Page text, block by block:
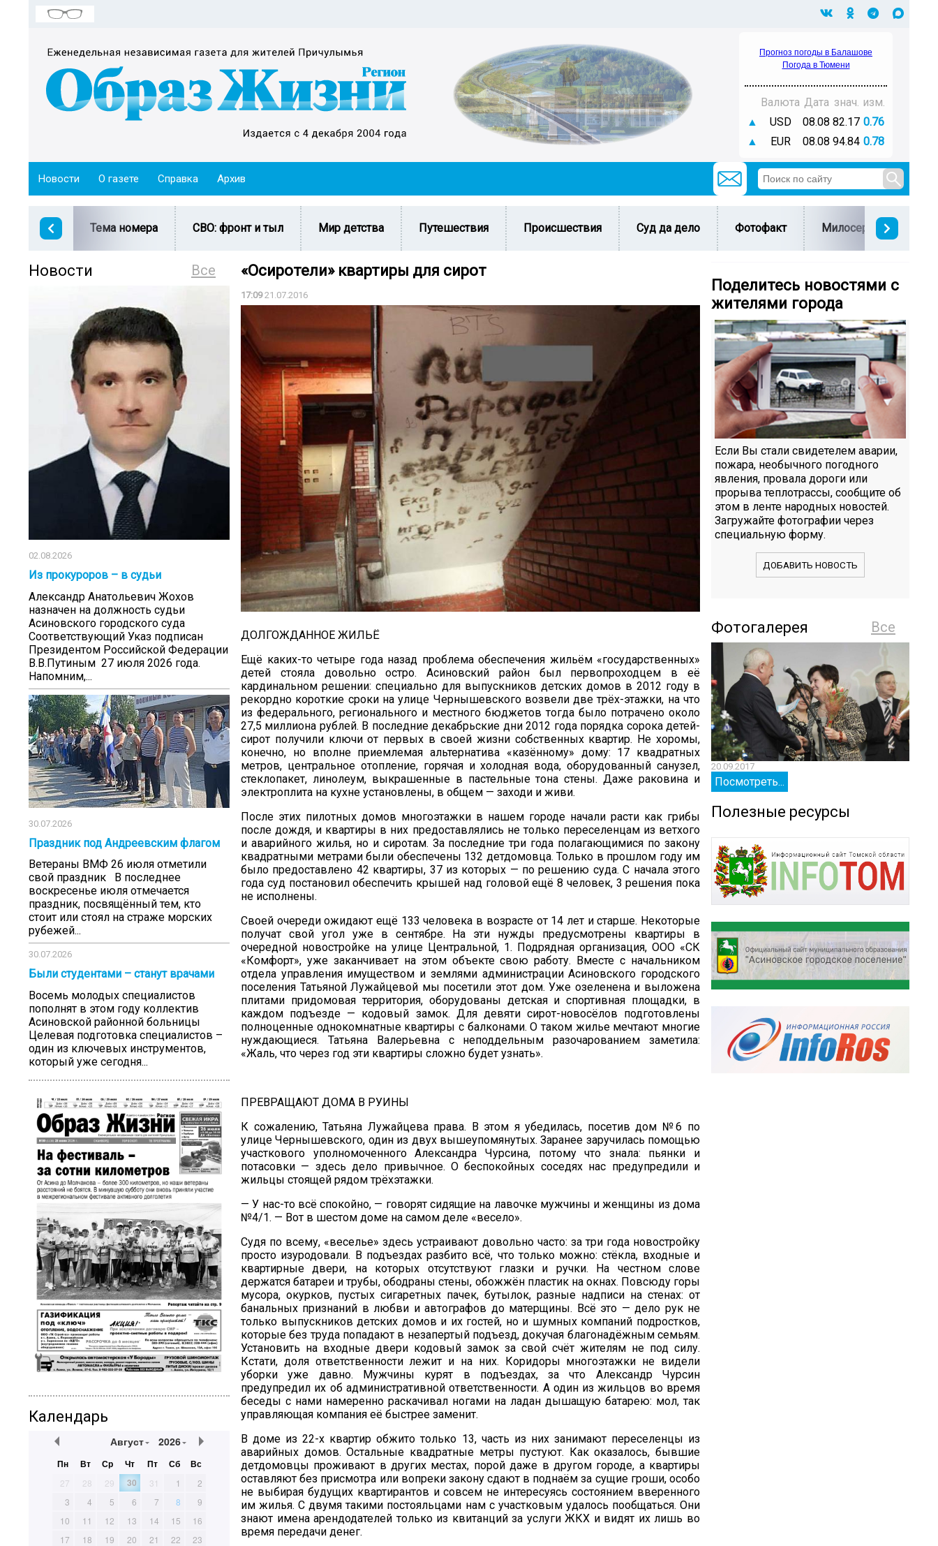
Прогноз погоды в Балашове
Погода в Тюмени
Валюта Дата знач. изм.
▲
USD 08.08 82.17 0.76
▲
EUR 08.08 94.84 0.78
Новости О газете Справка Архив
Тема номера СВО: фронт и тыл Мир детства Путешествия Происшествия Суд да дело Фотофакт Милосердие
Все
Новости
02.08.2026
Из прокуроров – в судьи
Александр Анатольевич Жохов
назначен на должность судьи
Асиновского городского суда
Соответствующий Указ подписан
Президентом Российской Федерации
В.В.Путиным 27 июля 2026 года.
Напомним,...
30.07.2026
Праздник под Андреевским флагом
Ветераны ВМФ 26 июля отметили
свой праздник В последнее
воскресенье июля отмечается
праздник, посвящённый тем, кто
стоит или стоял на страже морских
рубежей...
30.07.2026
Были студентами – станут врачами
Восемь молодых специалистов
пополнят в этом году коллектив
Асиновской районной больницы
Целевая подготовка специалистов –
один из ключевых инструментов,
который уже сегодня...
Календарь
Август 2026
Пн Вт Ср Чт Пт Сб Вс
27 28 29 30 31 1
2
3
4 5 6 7 8
9
10
11 12 13 14 15
16
17
18 19 20 21 22
23
«Осиротели» квартиры для сирот
17:0921.07.2016
ДОЛГОЖДАННОЕ ЖИЛЬЁ
Ещё каких-то четыре года назад проблема обеспечения жильём «государственных»
детей стояла довольно остро. Асиновский район был первопроходцем в её
кардинальном решении: специально для выпускников детских домов в 2012 году в
рекордно короткие сроки на улице Чернышевского возвели две трёх-этажки, на что
из федерального, регионального и местного бюджетов тогда было потрачено около
27,5 миллиона рублей. В последние декабрьские дни 2012 года порядка сорока детей-
сирот получили ключи от первых в своей жизни собственных квартир. Не хоромы,
конечно, но вполне приемлемая альтернатива «казённому» дому: 17 квадратных
метров, центральное отопление, горячая и холодная вода, оборудованный санузел,
стеклопакет, линолеум, выкрашенные в пастельные тона стены. Даже раковина и
электроплита на кухне установлены, в общем — заходи и живи.
После этих пилотных домов многоэтажки в нашем городе начали расти как грибы
после дождя, и квартиры в них предоставлялись не только переселенцам из ветхого
и аварийного жилья, но и сиротам. За последние три года полагающимися по закону
квадратными метрами были обеспечены 132 детдомовца. Только в прошлом году им
было предоставлено 42 квартиры, 37 из которых — по решению суда. С начала этого
года суд постановил обеспечить крышей над головой ещё 8 человек, 3 решения пока
не исполнены.
Своей очереди ожидают ещё 133 человека в возрасте от 14 лет и старше. Некоторые
получат свой угол уже в сентябре. На эти нужды предусмотрены квартиры в
очередной новостройке на улице Центральной, 1. Подрядная организация, ООО «СК
«Комфорт», уже заканчивает на этом объекте свою работу. Вместе с начальником
отдела управления имуществом и землями администрации Асиновского городского
поселения Татьяной Лужайцевой мы посетили этот дом. Уже озеленена и выложена
плитами придомовая территория, оборудованы детская и спортивная площадки, в
каждом подъезде — кодовый замок. Для девяти сирот-новосёлов подготовлены
полноценные однокомнатные квартиры с балконами. О таком жилье мечтают многие
нуждающиеся. Татьяна Валерьевна с неподдельным разочарованием заметила:
«Жаль, что через год эти квартиры сложно будет узнать».
ПРЕВРАЩАЮТ ДОМА В РУИНЫ
К сожалению, Татьяна Лужайцева права. В этом я убедилась, посетив дом №6 по
улице Чернышевского, один из двух вышеупомянутых. Заранее заручилась помощью
участкового уполномоченного Александра Чурсина, потому что знала: пьянки и
потасовки — здесь дело привычное. О беспокойных соседях нас предупредили и
жильцы стоящей рядом трёхэтажки.
— У нас-то всё спокойно, — говорят сидящие на лавочке мужчины и женщины из дома
№4/1. — Вот в шестом доме на самом деле «весело».
Судя по всему, «веселье» здесь устраивают довольно часто: за три года новостройку
просто изуродовали. В подъездах разбито всё, что только можно: стёкла, входные и
квартирные двери, на которых отсутствуют глазки и ручки. На честном слове
держатся батареи и трубы, ободраны стены, обожжён пластик на окнах. Повсюду горы
мусора, окурков, пустых сигаретных пачек, бутылок, разные надписи на стенах: от
банальных признаний в любви и автографов до матерщины. Всё это — дело рук не
только выпускников детских домов и их гостей, но и шумных компаний подростков,
которые без труда попадают в незапертый подъезд, докучая благонадёжным семьям.
Установить на входные двери кодовый замок за свой счёт жителям не под силу.
Кстати, доля ответственности лежит и на них. Коридоры многоэтажки не видели
уборки уже давно. Мужчины курят в подъездах, за что Александр Чурсин
предупредил их об административной ответственности. А один из жильцов во время
беседы с нами намеренно раскачивал ногами на ладан дышащую батарею: мол, так
управляющая компания её быстрее заменит.
В доме из 22-х квартир обжито только 13, часть из них занимают переселенцы из
аварийных домов. Остальные квадратные метры пустуют. Как оказалось, бывшие
детдомовцы проживают в других местах, порой даже в другом городе, а квартиры
оставляют без присмотра или вопреки закону сдают в поднаём за сущие гроши, особо
не выбирая будущих квартирантов и совсем не интересуясь состоянием вверенного
им жилья. С двумя такими постояльцами нам с участковым удалось пообщаться. Они
знают имена арендодателей только из квитанций за услуги ЖКХ и видят их лишь во
время передачи денег.
Поделитесь новостями с
жителями города
Если Вы стали свидетелем аварии,
пожара, необычного погодного
явления, провала дороги или
прорыва теплотрассы, сообщите об
этом в ленте народных новостей.
Загружайте фотографии через
специальную форму.
ДОБАВИТЬ НОВОСТЬ
Все
Фотогалерея
20.09.2017
Посмотреть...
20.09.2017
Посмотреть...
Полезные ресурсы